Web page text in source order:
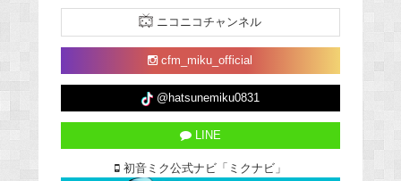
ニコニコチャンネル
cfm_miku_official
@hatsunemiku0831
LINE
初音ミク公式ナビ「ミクナビ」